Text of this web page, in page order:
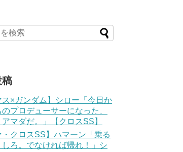
稿
ス×ガンダム】シロー「今日か
プロデューサーになった、
マダだ。」【クロスSS】
・クロスSS】ハマーン「乗る
しろ。でなければ帰れ！」シ